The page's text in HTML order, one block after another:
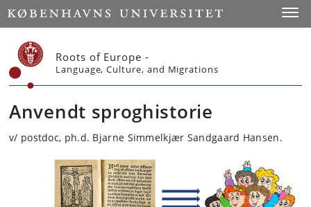
Start
Roots of Europe -
Language, Culture, and Migrations
Anvendt sproghistorie
v/ postdoc, ph.d. Bjarne Simmelkjær Sandgaard Hansen.